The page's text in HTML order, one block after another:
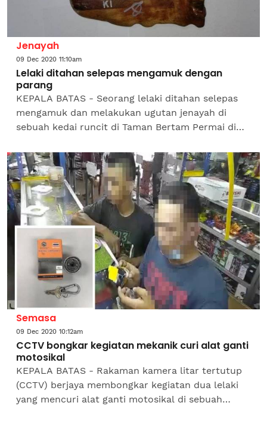
Jenayah
09 Dec 2020 11:10am
Lelaki ditahan selepas mengamuk dengan
parang
KEPALA BATAS - Seorang lelaki ditahan selepas
mengamuk dan melakukan ugutan jenayah di
sebuah kedai runcit di Taman Bertam Permai di
malam itu, lelaki...
Semasa
09 Dec 2020 10:12am
CCTV bongkar kegiatan mekanik curi alat ganti
motosikal
KEPALA BATAS - Rakaman kamera litar tertutup
(CCTV) berjaya membongkar kegiatan dua lelaki
yang mencuri alat ganti motosikal di sebuah